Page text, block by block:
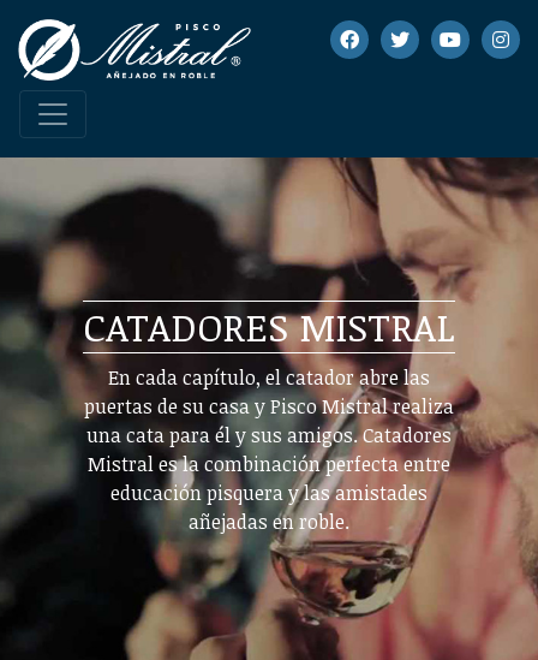
CATADORES MISTRAL
En cada capítulo, el catador abre las
puertas de su casa y Pisco Mistral realiza
una cata para él y sus amigos. Catadores
Mistral es la combinación perfecta entre
educación pisquera y las amistades
añejadas en roble.